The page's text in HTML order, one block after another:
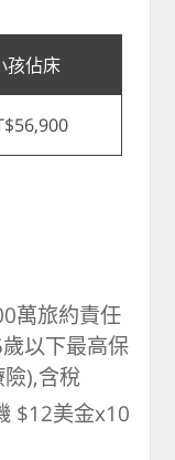
孩佔床
萬旅約責任
以下最高保
),含稅
$12美金x10